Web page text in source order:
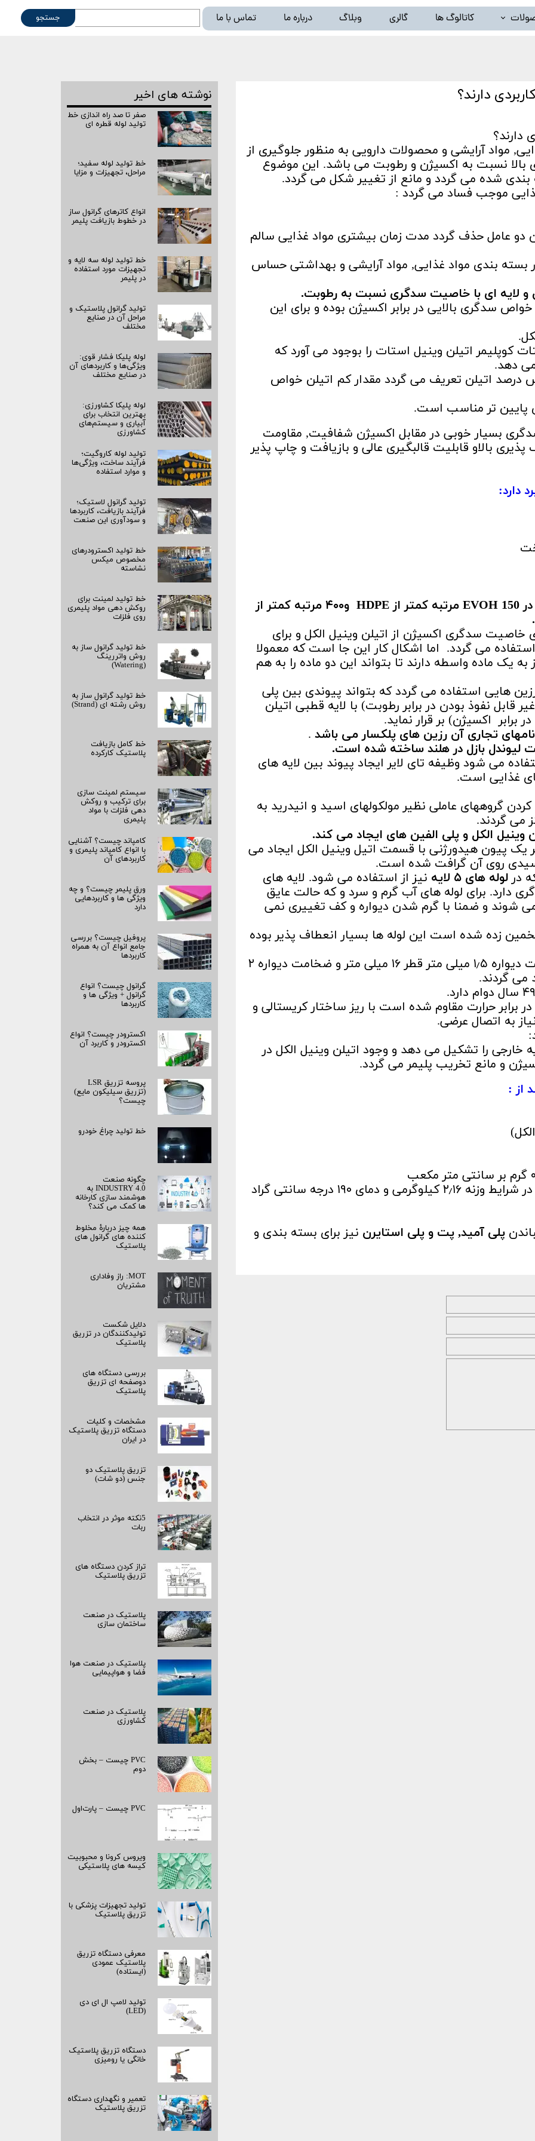
خط شستشوی نایلون و تجهیزات وابسته
سایر محصولات ( توقف تولید )
کاتالوگ ها گالری وبلاگ درباره ما تماس با ما جستجو
دارند؟
دارند؟
مواد آرایشی و محصولات دارویی به منظور جلوگیری از
بالا نسبت به اکسیژن و رطوبت می باشد. این موضوع
شده می گردد و مانع از تغییر شکل می گردد.
موجب فساد می گردد :
دو عامل حذف گردد مدت زمان بیشتری مواد غذایی سالم
بسته بندی مواد غذایی, مواد آرایشی و بهداشتی حساس
و لایه ای با خاصیت سدگری نسبت به رطوبت.
سدگری بالایی در برابر اکسیژن بوده و برای این
کوپلیمر اتیلن وینیل استات را بوجود می آورد که
می دهد.
درصد اتیلن تعریف می گردد مقدار کم اتیلن خواص
پایین تر مناسب است.
بسیار خوبی در مقابل اکسیژن شفافیت, مقاومت
پذیری بالاو قابلیت قالبگیری عالی و بازیافت و چاپ پذیر
دارد:
EVOH 150 مرتبه کمتر از HDPE و۴۰۰ مرتبه کمتر از
خاصیت سدگری اکسیژن از اتیلن وینیل الکل و برای
می گردد. اما اشکال کار این جا است که معمولا
به یک ماده واسطه دارند تا بتواند این دو ماده را به هم
هایی استفاده می گردد که بتواند پیوندی بین پلی
قابل نفوذ بودن در برابر رطوبت) با لایه قطبی اتیلن
اکسیژن) بر قرار نماید.
نامهای تجاری آن رزین های پلکسار می باشد .
می شود وظیفه تای لایر ایجاد پیوند بین لایه های
غذایی است.
کردن گروههای عاملی نظیر مولکولهای اسید و انیدرید به
می گردند.
الکل و پلی الفین های ایجاد می کند.
پیون هیدورژنی با قسمت اتیل وینیل الکل ایجاد می
اسیدی روی آن گرافت شده است.
در لوله های ۵ لایه
نیز از استفاده می شود. لایه های
برای لوله های آب گرم و سرد و که حالت عایق
شوند و ضمنا با گرم شدن دیواره و کف تغییری نمی
که عمر این لوله ها ۵۰ سال تخمین زده شده است این لوله ها بسیار انعطاف پذیر بوده
برای مثال ابعاد این لوله عبارتند از ضخامت دیواره ۱٫۵ میلی متر قطر ۱۶ میلی متر و ضخامت دیواره ۲
برابر حرارت مقاوم شده است با ریز ساختار کریستالی و
به اتصال عرضی.
خارجی را تشکیل می دهد و وجود اتیلن وینیل الکل در
و مانع تخریب پلیمر می گردد.
از :
شاخص جریان مذاب طبق ASTM D1238 در شرایط وزنه ۲٫۱۶ کیلوگرمی و دمای ۱۹۰ درجه سانتی گراد
پلی آمید, پت و پلی استایرن نیز برای بسته بندی و
نوشته های اخیر
صفر تا صد راه‌ اندازی خط
تولید لوله قطره ای
خط تولید لوله سفید؛
مراحل، تجهیزات و مزایا
انواع کاترهای گرانول ساز
در خطوط بازیافت پلیمر
خط تولید لوله سه لایه و
تجهیزات مورد استفاده
در پلیمر
تولید گرانول پلاستیک و
مراحل آن در صنایع
مختلف
لوله پلیکا فشار قوی:
ویژگی‌ها و کاربردهای آن
در صنایع مختلف
لوله پلیکا کشاورزی:
بهترین انتخاب برای
آبیاری و سیستم‌های
کشاورزی
تولید لوله کاروگیت؛
فرآیند ساخت، ویژگی‌ها
و موارد استفاده
تولید گرانول لاستیک؛
فرآیند بازیافت، کاربردها
و سودآوری این صنعت
خط تولید اکسترودرهای
مخصوص میکس
نشاسته
خط تولید لمینت برای
روکش‌ دهی مواد پلیمری
روی فلزات
خط تولید گرانول ساز به
روش واتررینگ
(Watering)
خط تولید گرانول ساز به
روش رشته‌ ای (Strand)
خط کامل بازیافت
پلاستیک کارکرده
سیستم لمینت‌ سازی
برای ترکیب و روکش‌
دهی فلزات با مواد
پلیمری
کامپاند چیست؟ آشنایی
با انواع کامپاند پلیمری و
کاربردهای آن
ورق پلیمر چیست؟ و چه
ویژگی ها و کاربردهایی
دارد
پروفیل چیست؟ بررسی
جامع انواع آن به همراه
کاربردها
گرانول چیست؟ انواع
گرانول + ویژگی ها و
کاربردها
اکسترودر چیست؟ انواع
اکسترودر و کاربرد آن
پروسه تزریق LSR
(تزریق سیلیکون مایع)
چیست؟
خط تولید چراغ خودرو
چگونه صنعت
INDUSTRY 4.0 به
هوشمند سازی کارخانه
ها کمک می کند؟
همه چیز دربارۀ مخلوط
کننده های گرانول های
پلاستیک
MOT: راز وفاداری
مشتریان
دلایل شکست
تولیدکنندگان در تزریق
پلاستیک
بررسی دستگاه های
دوصفحه ای تزریق
پلاستیک
مشخصات و کلیات
دستگاه تزریق پلاستیک
در ایران
تزریق پلاستیک دو
جنس (دو شات)
5نکته موثر در انتخاب
ربات
تراز کردن دستگاه های
تزریق پلاستیک
پلاستیک در صنعت
ساختمان سازی
پلاستیک در صنعت هوا
فضا و هواپیمایی
پلاستیک در صنعت
کشاورزی
PVC چیست – بخش
دوم
PVC چیست – پارت‌اول
ویروس کرونا و محبوبیت
کیسه­ های پلاستیکی
تولید تجهیزات پزشکی با
تزریق پلاستیک
معرفی دستگاه تزریق
پلاستیک عمودی
(ایستاده)
تولید لامپ ال ای دی
(LED)
دستگاه تزریق پلاستیک
خانگی یا رومیزی
تعمیر و نگهداری دستگاه
تزریق پلاستیک